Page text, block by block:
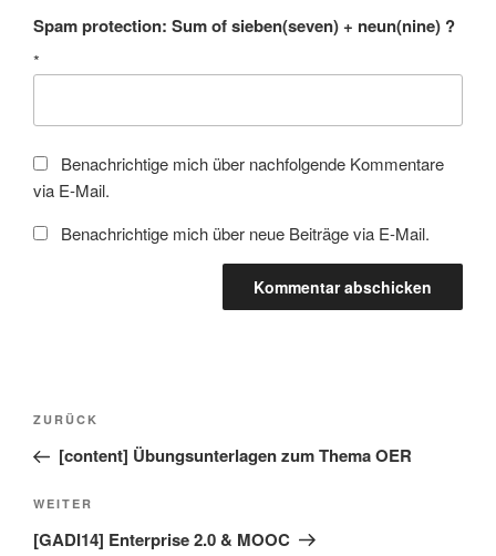
Spam protection: Sum of sieben(seven) + neun(nine) ?
*
Benachrichtige mich über nachfolgende Kommentare
via E-Mail.
Benachrichtige mich über neue Beiträge via E-Mail.
Beitragsnavigation
Vorheriger
Beitrag
ZURÜCK
[content] Übungsunterlagen zum Thema OER
Nächster
Beitrag
WEITER
[GADI14] Enterprise 2.0 & MOOC